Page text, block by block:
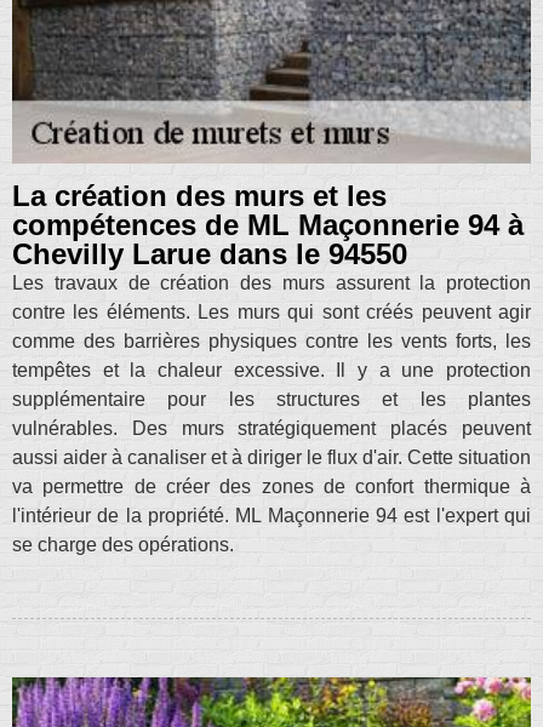
La création des murs et les
compétences de ML Maçonnerie 94 à
Chevilly Larue dans le 94550
Les travaux de création des murs assurent la protection
contre les éléments. Les murs qui sont créés peuvent agir
comme des barrières physiques contre les vents forts, les
tempêtes et la chaleur excessive. Il y a une protection
supplémentaire pour les structures et les plantes
vulnérables. Des murs stratégiquement placés peuvent
aussi aider à canaliser et à diriger le flux d'air. Cette situation
va permettre de créer des zones de confort thermique à
l'intérieur de la propriété. ML Maçonnerie 94 est l'expert qui
se charge des opérations.